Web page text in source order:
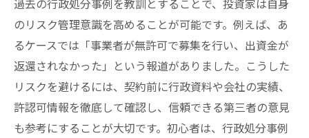
のリスク管理意識を高めることが可能です。例えば、あ
るケースでは「事業者が無許可で募集を行い、出資金が
返還されなかった」という報道がありました。こうした
リスクを避けるには、契約前に行政資料や会社の実績、
許認可情報を徹底して確認し、信頼できる第三者の意見
も参考にすることが大切です。初心者は、行政処分事例